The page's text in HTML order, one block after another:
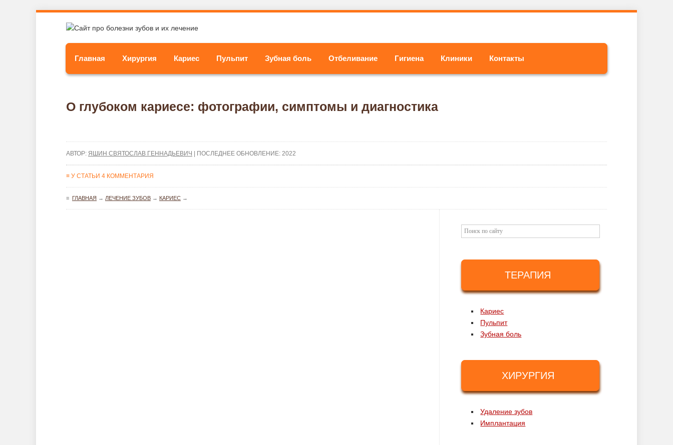
Главная Хирургия Кариес Пульпит Зубная боль Отбеливание Гигиена Клиники Контакты
О глубоком кариесе: фотографии, симптомы и диагностика
АВТОР: ЯШИН СВЯТОСЛАВ ГЕННАДЬЕВИЧ | ПОСЛЕДНЕЕ ОБНОВЛЕНИЕ: 2022
≡ У СТАТЬИ 4 КОММЕНТАРИЯ
≡ ГЛАВНАЯ → ЛЕЧЕНИЕ ЗУБОВ → КАРИЕС →
ТЕРАПИЯ
Кариес
Пульпит
Зубная боль
ХИРУРГИЯ
Удаление зубов
Имплантация